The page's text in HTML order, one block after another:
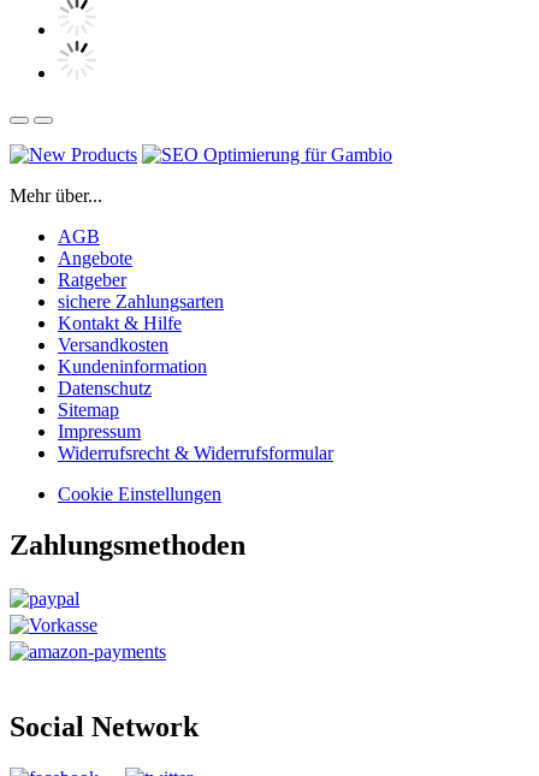
Mehr über...
AGB
Angebote
Ratgeber
sichere Zahlungsarten
Kontakt & Hilfe
Versandkosten
Kundeninformation
Datenschutz
Sitemap
Impressum
Widerrufsrecht & Widerrufsformular
Cookie Einstellungen
Zahlungsmethoden
Social Network